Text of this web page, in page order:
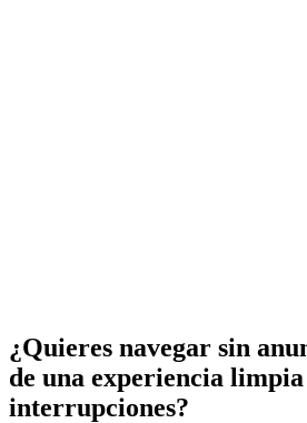
¿Quieres navegar sin
de una experiencia
interrupciones?